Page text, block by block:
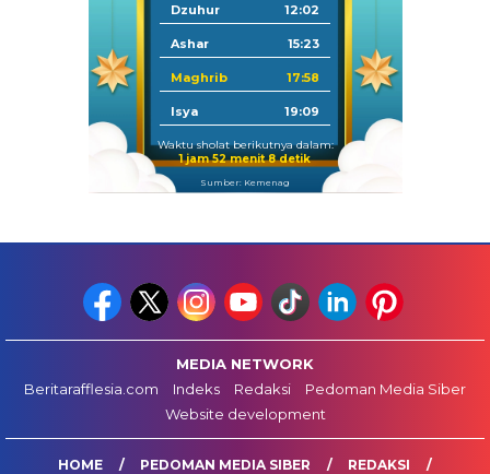
Dzuhur 12:02
Ashar 15:23
Maghrib 17:58
Isya 19:09
Waktu sholat berikutnya dalam:
1 jam 52 menit 7 detik
Sumber: Kemenag
MEDIA NETWORK
Beritarafflesia.com
Indeks Redaksi
Pedoman Media Siber
Website development
HOME PEDOMAN MEDIA SIBER
REDAKSI